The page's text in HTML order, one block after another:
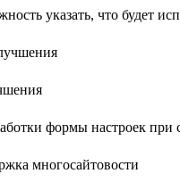
указать, что будет
формы настроек при
многосайтовости